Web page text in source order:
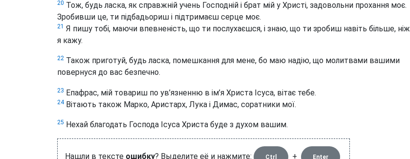
20 Тож, будь ласка, як справжній учень Господній і брат мій у Христі, задовольни прохання моє.
Зробивши це, ти підбадьориш і підтримаєш серце моє.
21 Я пишу тобі, маючи впевненість, що ти послухаєшся, і знаю, що ти зробиш навіть більше, ніж
я кажу.
22 Також приготуй, будь ласка, помешкання для мене, бо маю надію, що молитвами вашими
повернуся до вас безпечно.
23 Епафрас, мій товариш по ув’язненню в ім’я Христа Ісуса, вітає тебе.
24Вітають також Марко, Аристарх, Лука і Димас, соратники мої.
25 Нехай благодать Господа Ісуса Христа буде з духом вашим.
Нашли в тексте ошибку? Выделите её и нажмите: Ctrl + Enter